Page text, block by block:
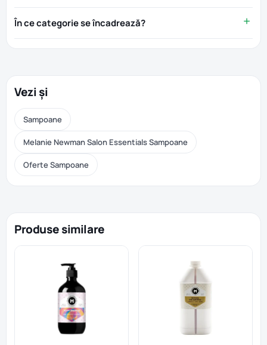
În ce categorie se încadrează?
Vezi și
Sampoane
Melanie Newman Salon Essentials Sampoane
Oferte Sampoane
Produse similare